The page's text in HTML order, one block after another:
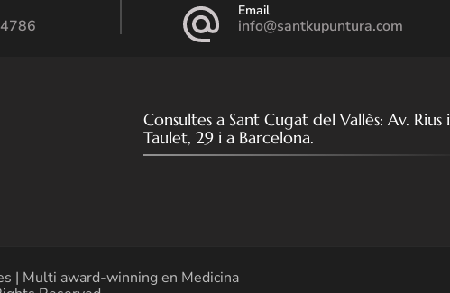
Email
info@santkupuntura.com
Consultes a Sant Cugat del Vallès: Av. Rius i
Taulet, 29 i a Barcelona.
| Multi award-winning en Medicina